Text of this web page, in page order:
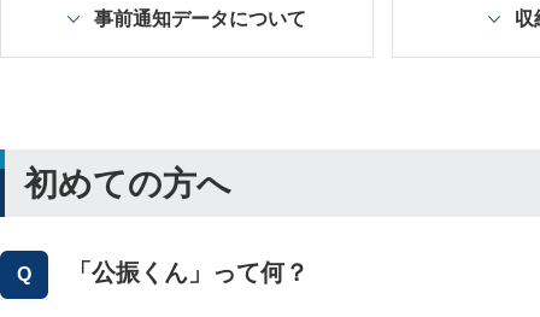
事前通知データについて 収
初めての方へ
「公振くん」って何？